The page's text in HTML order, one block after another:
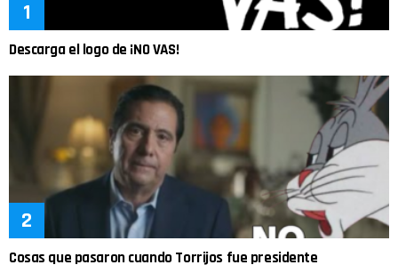
Descarga el logo de ¡NO VAS!
Cosas que pasaron cuando Torrijos fue presidente